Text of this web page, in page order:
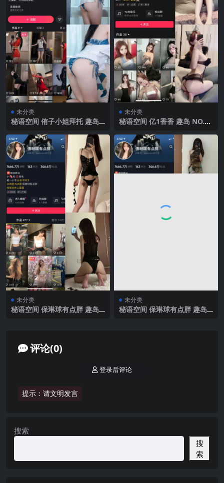
未分类
秘语空间 侑子小姐拜托 趣岛
新完整版
未分类
秘语空间 亿1香香 趣岛 NO.00
完整版
未分类
秘语空间 保琳球有点胖 趣岛
未分类
秘语空间 保琳球有点胖 趣岛
评论(0)
提示：请文明发言
登录后评论
搜索
搜
索